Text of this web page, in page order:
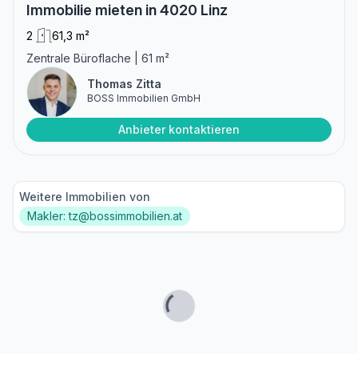
Immobilie mieten in 4020 Linz
2
61,3 m²
Zentrale Büroflache | 61 m²
Thomas Zitta
BOSS Immobilien GmbH
Anbieter kontaktieren
Weitere Immobilien von
Makler: tz@bossimmobilien.at